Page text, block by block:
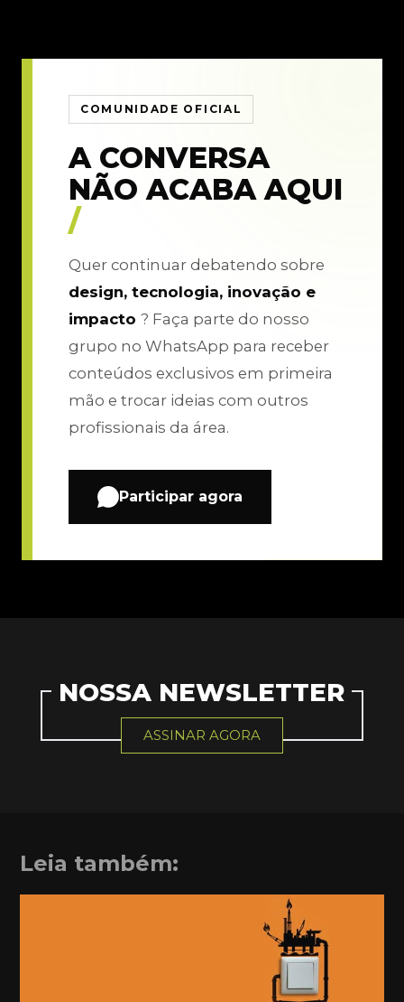
COMUNIDADE OFICIAL
A CONVERSA
NÃO ACABA AQUI
/
Quer continuar debatendo sobre
design, tecnologia, inovação e
impacto ? Faça parte do nosso
grupo no WhatsApp para receber
conteúdos exclusivos em primeira
mão e trocar ideias com outros
profissionais da área.
Participar agora
NOSSA NEWSLETTER
ASSINAR AGORA
Leia também: